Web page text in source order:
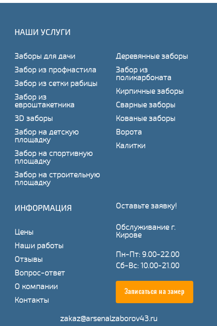
НАШИ УСЛУГИ
Заборы для дачи
Забор из профнастила
Забор из сетки рабицы
Забор из
евроштакетника
3D заборы
Забор на детскую
площадку
Забор на спортивную
площадку
Забор на строительную
площадку
Деревянные заборы
Забор из
поликарбоната
Кирпичные заборы
Сварные заборы
Кованые заборы
Ворота
Калитки
ИНФОРМАЦИЯ
Цены
Наши работы
Отзывы
Вопрос-ответ
О компании
Контакты
Оставьте заявку!
Обслуживание г.
Кирове
Пн-Пт: 9.00-22.00
Сб-Вс: 10.00-21.00
Записаться на замер
zakaz@arsenalzaborov43.ru